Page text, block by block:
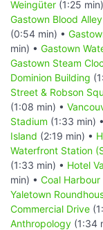
Weingüter (1:25
Gastown Blood Alley
(0:54 min) •
min) • Gastown
Gastown Steam
Dominion Building
Street & Robson
(1:08 min) •
Stadium (1:33 min) •
Island (2:19 min) •
Waterfront Station
(1:33 min) • Hotel
min) • Coal Harbour
Yaletown
Commercial Drive
Anthropology (1:34